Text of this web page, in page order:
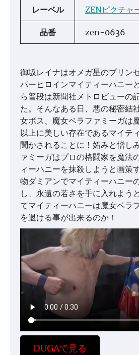
レーベル ZENピクチャ
品番 zen-0636
御坂レイナはオメガ星のプリン
パーヒロインマイティーハニー
ら普段は新聞社メトロビューの
た。そんなある日、悪の秘密結
女ボス、魔女ベラファミーガは
以上に美しい存在であるマイテ
聞かされることに！妬みと憎し
ァミーガはプロの格闘家を魔法
ィーハニーを抹殺しようと画策
物ダミアンでマイティーハニー
し、永遠の若さを手に入れよう
てマイティーハニーは魔女ベラ
を退ける事が出来るのか！
DUGAで見る